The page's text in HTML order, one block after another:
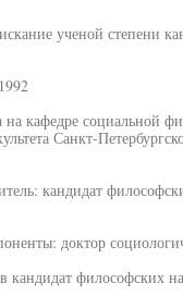
ученой степени
на кафедре социальной
Санкт-
кандидат
доктор
кандидат философских